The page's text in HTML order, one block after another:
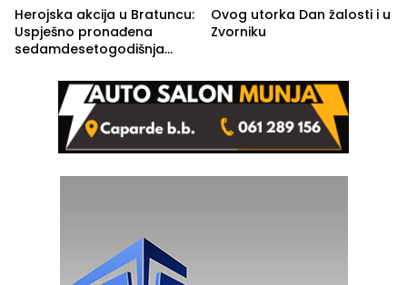
Herojska akcija u Bratuncu:
Uspješno pronađena
sedamdesetogodišnja
Kravice.
Ovog utorka Dan žalosti i u
Zvorniku